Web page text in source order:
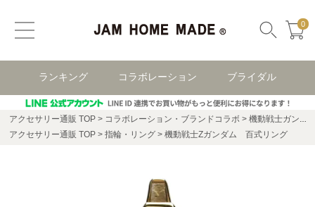
0
ランキング コラボレーション ブライダル
アクセサリー通販 TOP コラボレーション・ブランドコラボ
機動戦士ガンダム コラボレーション
アクセサリー通販 TOP
指輪・リング 機動戦士Zガンダム 百式リング